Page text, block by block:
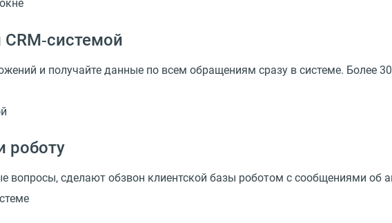
и получайте данные по всем обращениям сразу в системе. Более
роботу
вопросы, сделают обзвон клиентской базы роботом с сообщениями об